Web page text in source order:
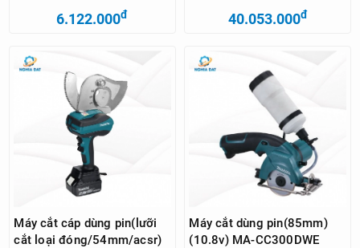
6.122.000đ 40.053.000đ
Máy cắt cáp dùng pin(lưỡi
cắt loại đóng/54mm/acsr)
Máy cắt dùng pin(85mm)
(10.8v) MA-CC300DWE